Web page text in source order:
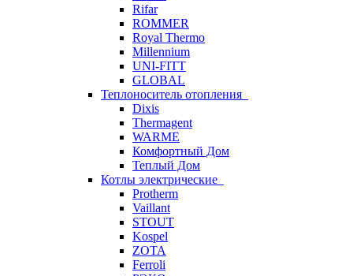
Rifar
ROMMER
Royal Thermo
Millennium
UNI-FITT
GLOBAL
Теплоноситель отопления
Dixis
Thermagent
WARME
Комфортный Дом
Теплый Дом
Котлы электрические
Protherm
Vaillant
STOUT
Kospel
ZOTA
Ferroli